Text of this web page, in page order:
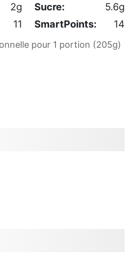
2g Sucre:
5.6g
11 SmartPoints: 14
pour 1 portion (205g)